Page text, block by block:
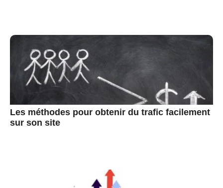
Les méthodes pour obtenir du trafic facilement
sur son site